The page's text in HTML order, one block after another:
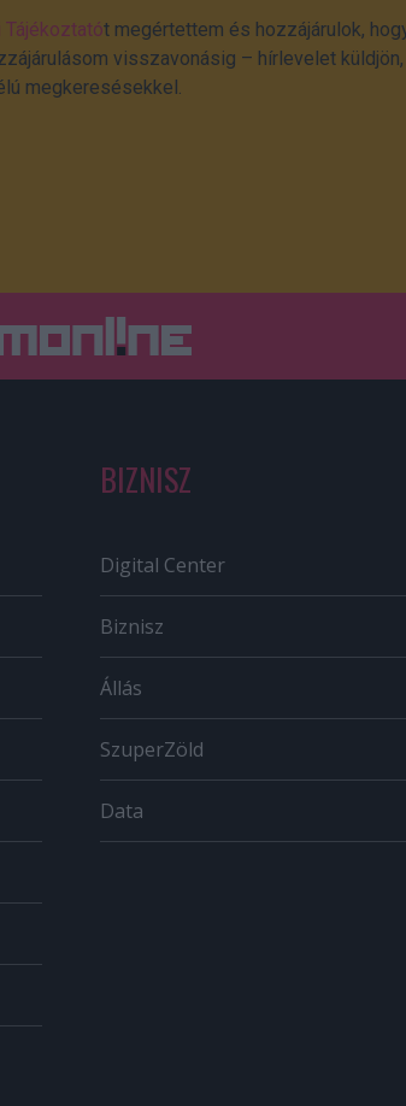
t megértettem és hozzájárulok,
visszavonásig – hírlevelet
megkeresésekkel.
BIZNISZ
Digital Center
Biznisz
Állás
SzuperZöld
Data